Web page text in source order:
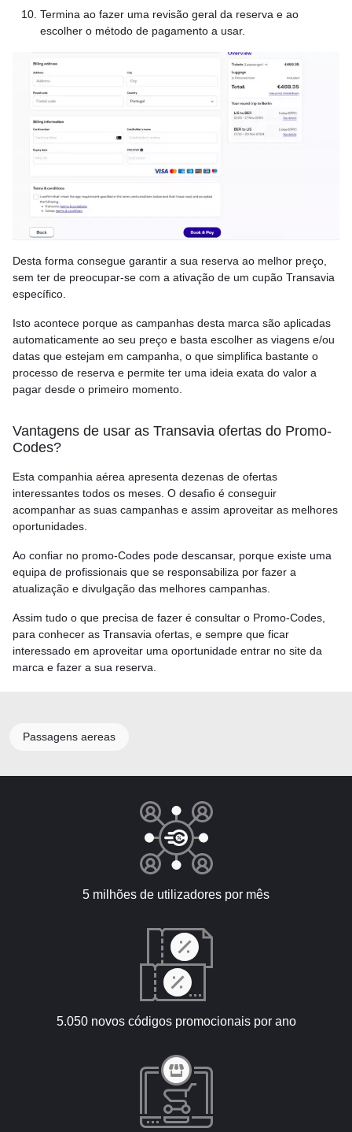
Termina ao fazer uma revisão geral da reserva e ao
escolher o método de pagamento a usar.
Desta forma consegue garantir a sua reserva ao melhor preço,
sem ter de preocupar-se com a ativação de um cupão Transavia
específico.
Isto acontece porque as campanhas desta marca são aplicadas
automaticamente ao seu preço e basta escolher as viagens e/ou
datas que estejam em campanha, o que simplifica bastante o
processo de reserva e permite ter uma ideia exata do valor a
pagar desde o primeiro momento.
Vantagens de usar as Transavia ofertas do Promo-
Codes?
Esta companhia aérea apresenta dezenas de ofertas
interessantes todos os meses. O desafio é conseguir
acompanhar as suas campanhas e assim aproveitar as melhores
oportunidades.
Ao confiar no promo-Codes pode descansar, porque existe uma
equipa de profissionais que se responsabiliza por fazer a
atualização e divulgação das melhores campanhas.
Assim tudo o que precisa de fazer é consultar o Promo-Codes,
para conhecer as Transavia ofertas, e sempre que ficar
interessado em aproveitar uma oportunidade entrar no site da
marca e fazer a sua reserva.
Passagens aereas
5 milhões de utilizadores por mês
5.050 novos códigos promocionais por ano